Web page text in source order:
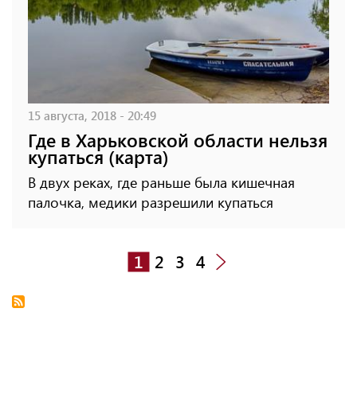
15 августа, 2018 - 20:49
Где в Харьковской области нельзя
купаться (карта)
В двух реках, где раньше была кишечная
палочка, медики разрешили купаться
1 2 3 4